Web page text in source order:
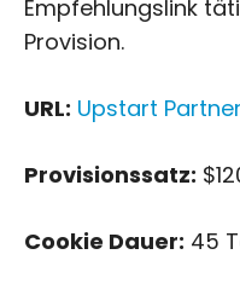
Empfehlungslink
Provision.
URL: Upstart
Provisionssatz:
Cookie Dauer: 45